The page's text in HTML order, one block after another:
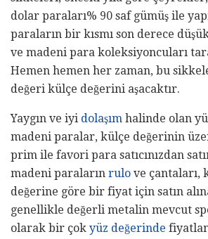
dolar paraları% 90 saf gümüş ile
paraların bir kısmı son derece
ve madeni para koleksiyoncuları
Hemen hemen her zaman, bu
değeri külçe değerini aşacaktır.
Yaygın ve iyi dolaşım halinde olan
madeni paralar, külçe değerinin
prim ile favori para satıcınızdan
madeni paraların rulo ve çantaları,
değerine göre bir fiyat için satın
genellikle değerli metalin mevcut
olarak bir çok yüz değerinde